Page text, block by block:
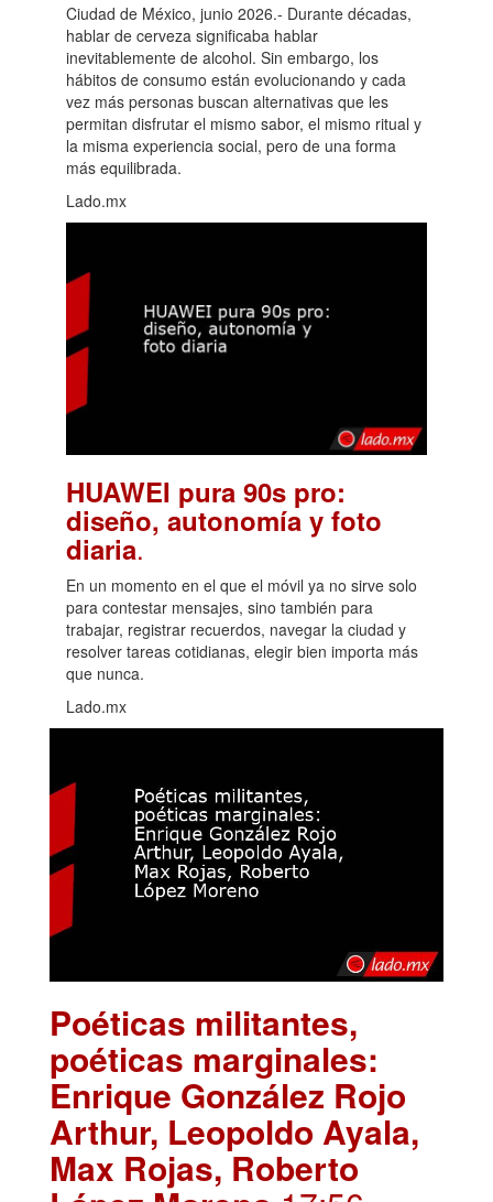
Ciudad de México, junio 2026.- Durante décadas,
hablar de cerveza significaba hablar
inevitablemente de alcohol. Sin embargo, los
hábitos de consumo están evolucionando y cada
vez más personas buscan alternativas que les
permitan disfrutar el mismo sabor, el mismo ritual y
la misma experiencia social, pero de una forma
más equilibrada.
Lado.mx
HUAWEI pura 90s pro:
diseño, autonomía y foto
diaria.
En un momento en el que el móvil ya no sirve solo
para contestar mensajes, sino también para
trabajar, registrar recuerdos, navegar la ciudad y
resolver tareas cotidianas, elegir bien importa más
que nunca.
Lado.mx
Poéticas militantes,
poéticas marginales:
Enrique González Rojo
Arthur, Leopoldo Ayala,
Max Rojas, Roberto